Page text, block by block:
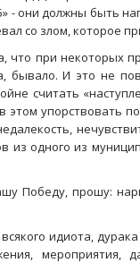
- они должны быть
со злом, которое
что при некоторых
бывало. И это не
считать
упорствовать
из одного из
Победу, прошу:
идиота,
мероприятия,